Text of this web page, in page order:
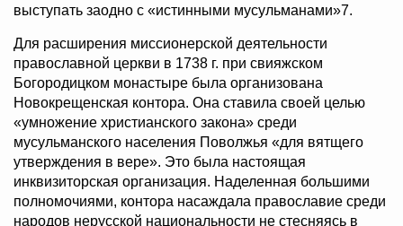
выступать заодно с «истинными мусульманами»7.
Для расширения миссионерской деятельности
православной церкви в 1738 г. при свияжском
Богородицком монастыре была организована
Новокрещенская контора. Она ставила своей целью
«умножение христианского закона» среди
мусульманского населения Поволжья «для вятщего
утверждения в вере». Это была настоящая
инквизиторская организация. Наделенная большими
полномочиями, контора насаждала православие среди
народов нерусской национальности не стесняясь в